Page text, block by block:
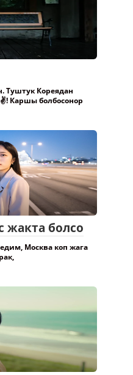
Туштук Кореядан
Каршы болбосонор
жакта болсо
Москва коп жага